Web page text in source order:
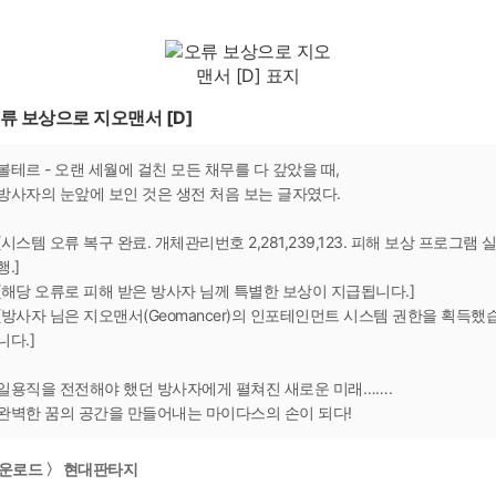
보상으로 지오맨서 [D]
테르 - 오랜 세월에 걸친 모든 채무를 다 갚았을 때,
사자의 눈앞에 보인 것은 생전 처음 보는 글자였다.
스템 오류 복구 완료. 개체관리번호 2,281,239,123. 피해 보상 프로그램 실
.]
당 오류로 피해 받은 방사자 님께 특별한 보상이 지급됩니다.]
사자 님은 지오맨서(Geomancer)의 인포테인먼트 시스템 권한을 획득했
다.]
용직을 전전해야 했던 방사자에게 펼쳐진 새로운 미래…….
벽한 꿈의 공간을 만들어내는 마이다스의 손이 되다!
로드 〉 현대판타지